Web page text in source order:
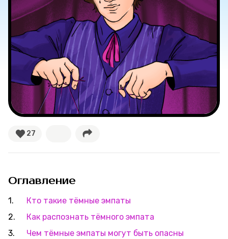
Секспросвет
Великие женщины
Тренды
Рецепты
Ваши истории
27
Оглавление
Кто такие тёмные эмпаты
Как распознать тёмного эмпата
Чем тёмные эмпаты могут быть опасны